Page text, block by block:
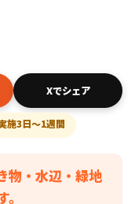
Xでシェア
施3日〜1週間
物・水辺・緑地